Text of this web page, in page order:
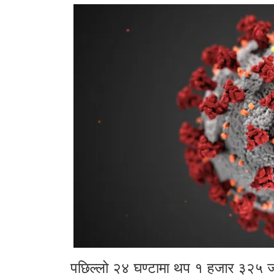
पछिल्लो २४ घण्टामा थप १ हजार ३२५